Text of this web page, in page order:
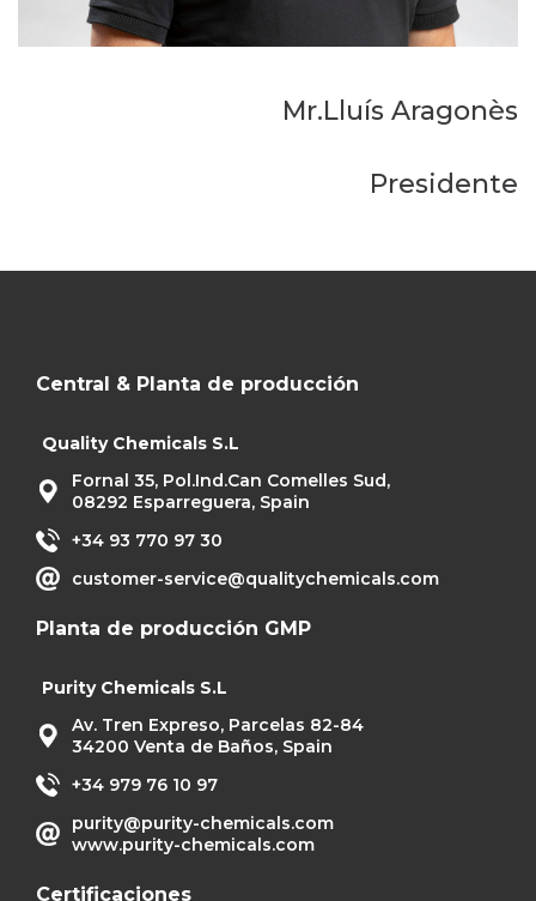
Mr.Lluís Aragonès
Presidente
Central & Planta de producción
Quality Chemicals S.L
Fornal 35, Pol.Ind.Can Comelles Sud,
08292 Esparreguera, Spain
+34 93 770 97 30
customer-service@qualitychemicals.com
Planta de producción GMP
Purity Chemicals S.L
Av. Tren Expreso, Parcelas 82-84
34200 Venta de Baños, Spain
+34 979 76 10 97
purity@purity-chemicals.com
www.purity-chemicals.com
Certificaciones